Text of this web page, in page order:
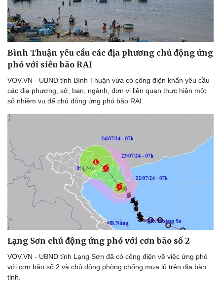
eSports
Hậu trường
Bình Thuận yêu cầu các địa phương chủ động ứng
phó với siêu bão RAI
VOV.VN - UBND tỉnh Bình Thuận vừa có công điện khẩn yêu cầu
các địa phương, sở, ban, ngành, đơn vị liên quan thực hiện một
số nhiệm vụ để chủ động ứng phó bão RAI.
Lạng Sơn chủ động ứng phó với cơn bão số 2
VOV.VN - UBND tỉnh Lạng Sơn đã có công điện về việc ứng phó
với cơn bão số 2 và chủ động phòng chống mưa lũ trên địa bàn
tỉnh.